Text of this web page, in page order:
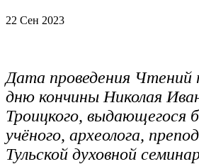
22 Сен 2023
Дата проведения Чтений
дню кончины Николая
Троицкого, выдающегося
учёного, археолога,
Тульской духовной